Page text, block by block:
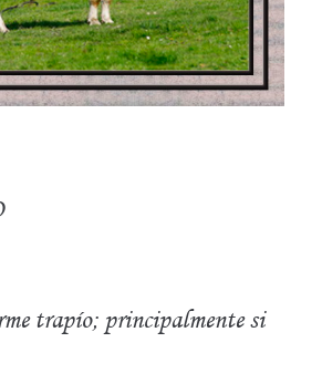
trapío; principalmente si